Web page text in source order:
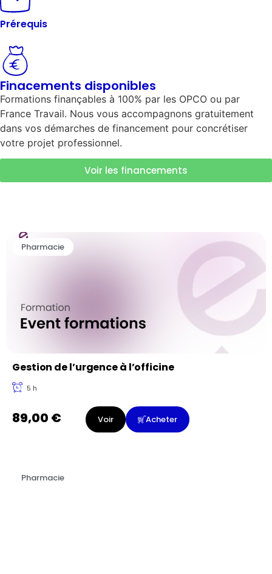
Prérequis
Finacements disponibles
Formations finançables à 100% par les OPCO ou par
France Travail. Nous vous accompagnons gratuitement
dans vos démarches de financement pour concrétiser
votre projet professionnel.
Voir les financements
Gestion de l’urgence à l’officine
Pharmacie
5 h
89,00 € Voir Acheter
Pharmacie